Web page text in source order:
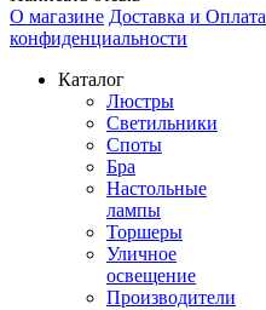
О магазине Доставка и Оплата
конфиденциальности
Каталог
Люстры
Светильники
Споты
Бра
Настольные
лампы
Торшеры
Уличное
освещение
Производители